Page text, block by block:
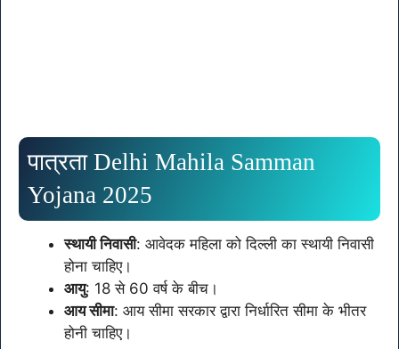
पात्रता Delhi Mahila Samman
Yojana 2025
स्थायी निवासी: आवेदक महिला को दिल्ली का स्थायी निवासी
होना चाहिए।
आयु: 18 से 60 वर्ष के बीच।
आय सीमा: आय सीमा सरकार द्वारा निर्धारित सीमा के भीतर
होनी चाहिए।